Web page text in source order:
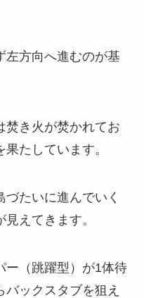
左方向へ進むのが基
焚き火が焚かれてお
たしています。
たいに進んでいく
えてきます。
ー（跳躍型）が1体待
ックスタブを狙え